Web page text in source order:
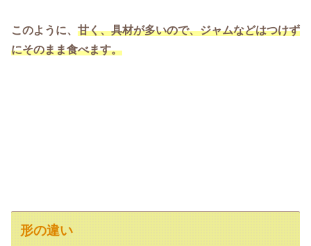
このように、 甘く、具材が多いので、ジャムなどはつけず
にそのまま食べます。
形の違い